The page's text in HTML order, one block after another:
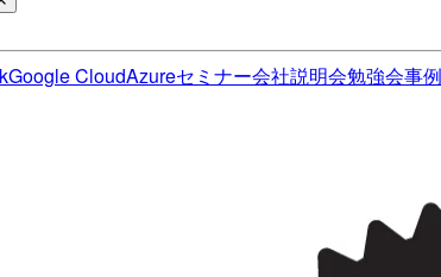
Google CloudAzureセミナー会社説明会勉強会事例